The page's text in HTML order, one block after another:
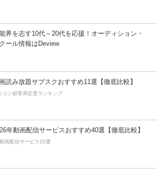
界を志す10代～20代を応援！オーディション・
ール情報はDeview
読み放題サブスクおすすめ11選【徹底比較】
コン顧客満足度ランキング
年動画配信サービスおすすめ40選【徹底比較】
画配信サービス20選